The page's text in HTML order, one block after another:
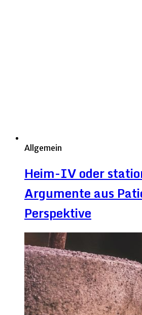
Allgemein
Heim-IV oder
Argumente aus
Perspektive